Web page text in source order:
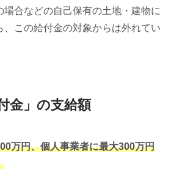
場合などの自己保有の土地・建物に
、この給付金の対象からは外れてい
金」の支給額
万円、個人事業者に最大300万円